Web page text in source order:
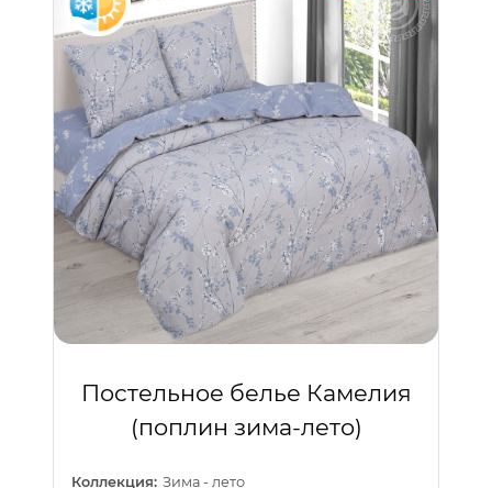
Постельное белье Камелия
(поплин зима-лето)
Коллекция: Зима - лето